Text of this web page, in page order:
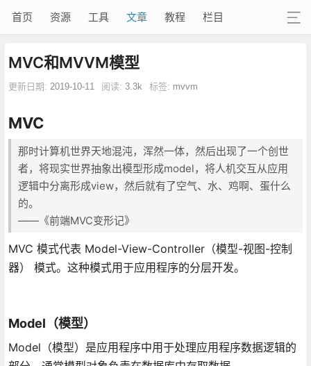
首页 资源 工具 文章 教程 栏目
MVC和MVVM模型
更新日期: 2019-10-11 阅读: 3.3k 标签: mvvm
MVC
那时计算机世界天地混沌，浑然一体，然后出现了一个创世
者，将现实世界抽象出模型形成model，将人机交互从应用
逻辑中分离形成view，然后就有了空气、水、鸡啊、蛋什么
的。
——《前端MVC变形记》
MVC 模式代表 Model-View-Controller（模型-视图-控制
器） 模式。这种模式用于应用程序的分层开发。
Model（模型）
Model（模型）是应用程序中用于处理应用程序数据逻辑的